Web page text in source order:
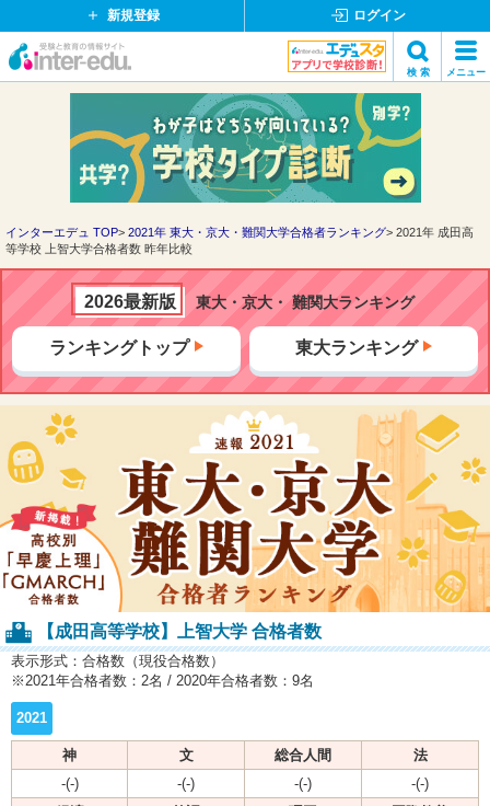
新規登録 ログイン
イ
ド
ッ
ト
検 索 メニュー
検索
インターエデュ TOP 2021年 東大・京大・難関大学合格者ランキング
2021年 成田高
等学校 上智大学合格者数 昨年比較
2026最新版 東大・京大・ 難関大ランキング
ランキングトップ 東大ランキング
【成田高等学校】上智大学 合格者数
表示形式：合格数（現役合格数）
※2021年合格者数：2名 / 2020年合格者数：9名
2021
神 文 総合人間
法
-(-)
-(-) -(-)
-(-)